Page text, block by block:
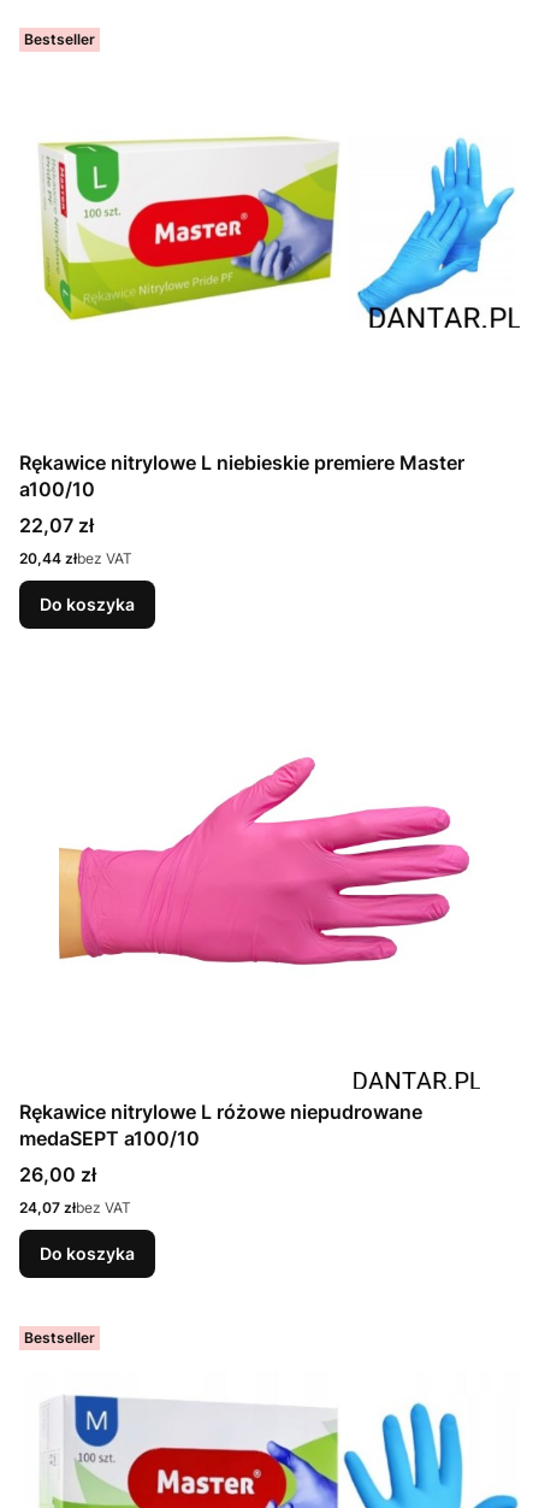
Bestseller
Rękawice nitrylowe L niebieskie premiere Master
a100/10
Cena
22,07 zł
Cena
20,44 złbez VAT
Do koszyka
Rękawice nitrylowe L różowe niepudrowane
medaSEPT a100/10
Cena
26,00 zł
Cena
24,07 złbez VAT
Do koszyka
Bestseller